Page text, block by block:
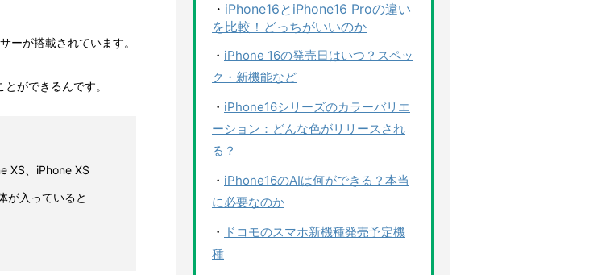
ーが搭載されています。
ができるんです。
XS、iPhone XS
が入っていると
・ iPhone16とiPhone16 Proの違い
を比較！どっちがいいのか
・ iPhone 16の発売日はいつ？スペッ
ク・新機能など
・ iPhone16シリーズのカラーバリエ
ーション：どんな色がリリースされ
る？
・ iPhone16のAIは何ができる？本当
に必要なのか
・ ドコモのスマホ新機種発売予定機
種